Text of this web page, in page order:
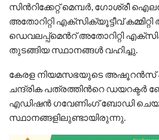
സിൻറിക്കേറ്റ് മെമ്പർ, ഗോശ്രീ
അതോറിറ്റി എക്‌സിക്യൂട്ടീവ്
ഡെവലപ്പ്മെൻറ് അതോറിറ്റി
തുടങ്ങിയ സ്ഥാനങ്ങൾ വഹിച്ചു.
കേരള നിയമസഭയുടെ അഷൂറൻസ്
ചന്ദ്രിക പത്രത്തിൻറെ ഡയറക്ടർ
എഡിഷൻ ഗവേണിംഗ് ബോഡി
സ്ഥാനങ്ങളിലുണ്ടായിരുന്നു.